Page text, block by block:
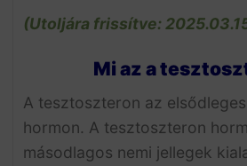
(Utoljára frissítve:
Mi az a
A tesztoszteron az
hormon. A tesztoszteron
másodlagos nemi jellegek